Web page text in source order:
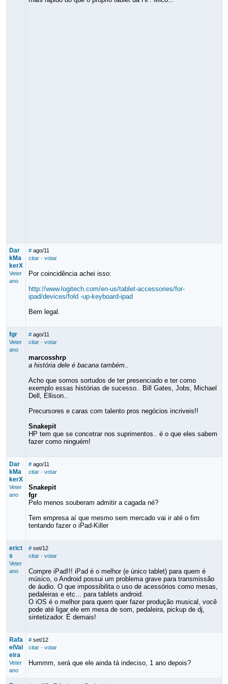
Dar
kMa
kerX
Veter
ano
# ago/11
citar· votar
Por coincidência achei isso:
http://www.logitech.com/en-us/tablet-accessories/for-
ipad/devices/fold -up-keyboard-ipad
Bem legal.
fgr
Veter
ano
# ago/11
citar· votar
marcosshrp
a história dele é bacana também..
Acho que somos sortudos de ter presenciado e ter como
exemplo essas histórias de sucesso.. Bill Gates, Jobs, Michael
Dell, Ellison..
Precursores e caras com talento pros negócios incriveis!!
Snakepit
HP tem que se concetrar nos suprimentos.. é o que eles sabem
fazer como ninguém!
Dar
kMa
kerX
Veter
ano
# ago/11
citar· votar
Snakepit
fgr
Pelo menos souberam admitir a cagada né?
Tem empresa aí que mesmo sem mercado vai ir até o fim
tentando fazer o iPad-Killer
erict
s
Veter
ano
# set/12
citar· votar
Compre iPad!!! iPad é o melhor (e único tablet) para quem é
músico, o Android possui um problema grave para transmissão
de áudio. O que impossibilita o uso de acessórios como mesas,
pedaleiras e etc... para tablets android.
O iOS é o melhor para quem quer fazer produção musical, você
pode até ligar ele em mesa de som, pedaleira, pickup de dj,
sintetizador. É demais!
Rafa
elVal
eira
Veter
ano
# set/12
citar· votar
Hummm, será que ele ainda tá indeciso, 1 ano depois?